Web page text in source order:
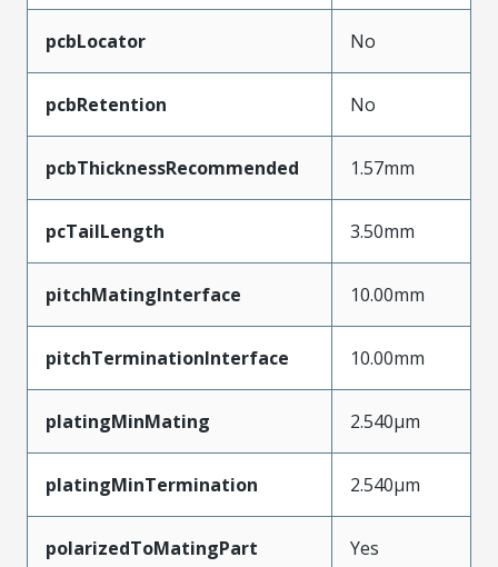
pcbLocator No
pcbRetention No
pcbThicknessRecommended 1.57mm
pcTailLength 3.50mm
pitchMatingInterface 10.00mm
pitchTerminationInterface 10.00mm
platingMinMating 2.540µm
platingMinTermination 2.540µm
polarizedToMatingPart Yes